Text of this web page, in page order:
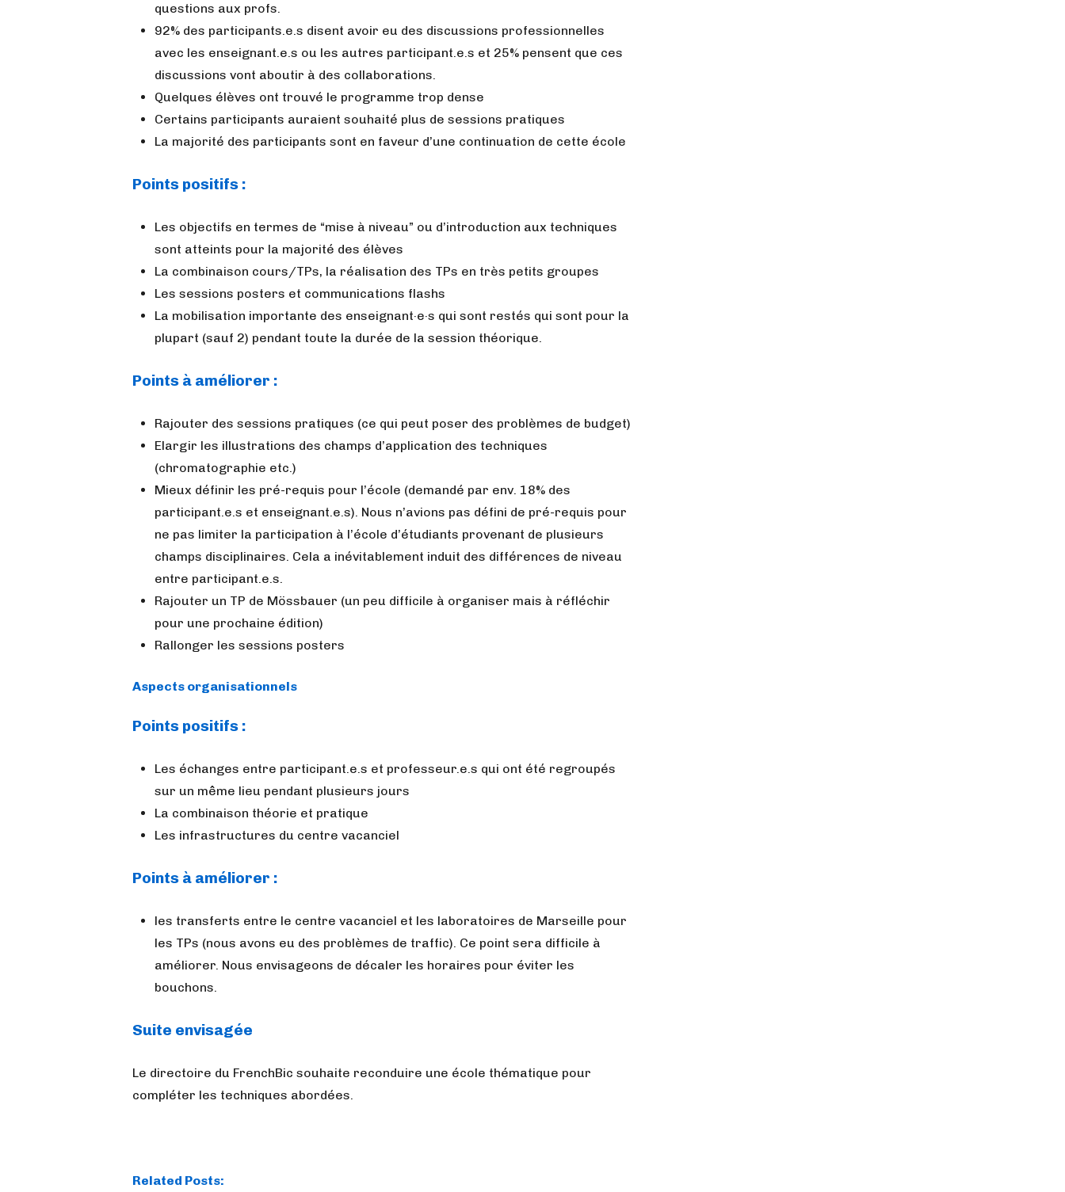
questions aux profs.
92% des participants.e.s disent avoir eu des discussions professionnelles
avec les enseignant.e.s ou les autres participant.e.s et 25% pensent que ces
discussions vont aboutir à des collaborations.
Quelques élèves ont trouvé le programme trop dense
Certains participants auraient souhaité plus de sessions pratiques
La majorité des participants sont en faveur d’une continuation de cette école
Points positifs :
Les objectifs en termes de “mise à niveau” ou d’introduction aux techniques
sont atteints pour la majorité des élèves
La combinaison cours/TPs, la réalisation des TPs en très petits groupes
Les sessions posters et communications flashs
La mobilisation importante des enseignant·e·s qui sont restés qui sont pour la
plupart (sauf 2) pendant toute la durée de la session théorique.
Points à améliorer :
Rajouter des sessions pratiques (ce qui peut poser des problèmes de budget)
Elargir les illustrations des champs d’application des techniques
(chromatographie etc.)
Mieux définir les pré-requis pour l’école (demandé par env. 18% des
participant.e.s et enseignant.e.s). Nous n’avions pas défini de pré-requis pour
ne pas limiter la participation à l’école d’étudiants provenant de plusieurs
champs disciplinaires. Cela a inévitablement induit des différences de niveau
entre participant.e.s.
Rajouter un TP de Mössbauer (un peu difficile à organiser mais à réfléchir
pour une prochaine édition)
Rallonger les sessions posters
Aspects organisationnels
Points positifs :
Les échanges entre participant.e.s et professeur.e.s qui ont été regroupés
sur un même lieu pendant plusieurs jours
La combinaison théorie et pratique
Les infrastructures du centre vacanciel
Points à améliorer :
les transferts entre le centre vacanciel et les laboratoires de Marseille pour
les TPs (nous avons eu des problèmes de traffic). Ce point sera difficile à
améliorer. Nous envisageons de décaler les horaires pour éviter les
bouchons.
Suite envisagée
Le directoire du FrenchBic souhaite reconduire une école thématique pour
compléter les techniques abordées.
Related Posts: